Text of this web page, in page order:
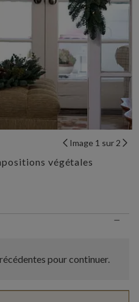
Image 1 sur 2
végétales
−
pour continuer.